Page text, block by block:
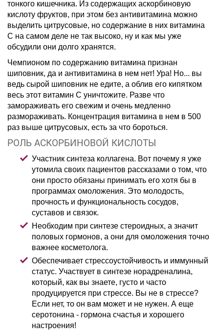
тонкого кишечника. Из содержащих аскорбиновую
кислоту фруктов, при этом без антивитамина можно
выделить цитрусовые, но содержание в них витамина
С на самом деле не так высоко, ну и как мы уже
обсудили они долго хранятся.
Чемпионом по содержанию витамина признан
шиповник, да и антивитамина в нем нет! Ура! Но... вы
ведь сырой шиповник не едите, а облив его кипятком
весь этот витамин С уничтожите. Разве что
замораживать его свежим и очень медленно
размораживать. Концентрация витамина в нем в 500
раз выше цитрусовых, есть за что бороться.
РОЛЬ АСКОРБИНОВОЙ КИСЛОТЫ
Участник синтеза коллагена. Вот почему я уже
утомила своих пациентов рассказами о том, что
они просто обязаны принимать его хотя бы в
программах омоложения. Это молодость,
прочность и функциональность сосудов,
суставов и связок.
Необходим при синтезе стероидных, а значит
половых гормонов, а они для омоложения точно
важнее косметолога.
Обеспечивает стрессоустойчивость и иммунный
статус. Участвует в синтезе норадреналина,
который, как вы знаете, густо и часто
продуцируется при стрессе. Вы не в стрессе?
Если нет, то он вам может и не нужен. А еще
серотонина - гормона счастья и хорошего
настроения!